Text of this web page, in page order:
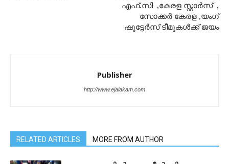
എഫ്.സി ,കേരള സ്റ്റാര്‍സ് ,
സോക്കർ കേരള ,യംഗ്
ഷൂട്ടേർസ് ടീമുകൾക്ക് ജയം
Publisher
http://www.ejalakam.com
RELATED ARTICLES MORE FROM AUTHOR